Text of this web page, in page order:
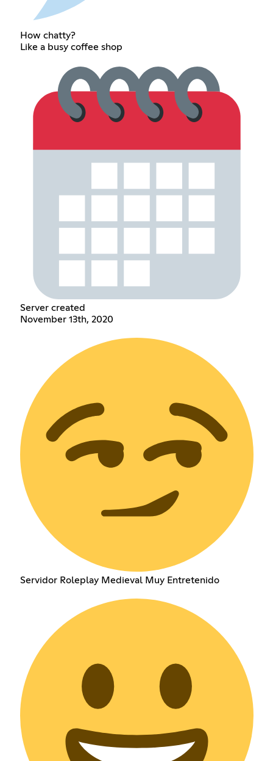
How chatty?
Like a busy coffee shop
Server created
November 13th, 2020
Servidor Roleplay Medieval Muy Entretenido